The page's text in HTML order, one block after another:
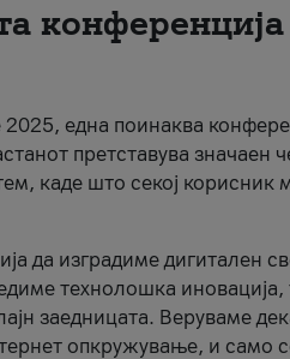
конференција
една поинаква
претставува значаен
каде што секој корисник
да изградиме дигитален
технолошка иновација,
заедницата. Веруваме
опкружување, и само